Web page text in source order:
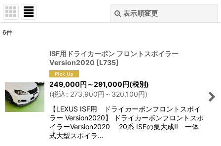
表示順変更
絞り込む
6件
ISF用ドライカーボン フロントスポイラー
Version2020 [L735]
249,000円 ～291,000円(税別)
(税込: 273,900円 ～320,100円)
【LEXUS ISF用 ドライカーボンフロントスポイ
ラー Version2020】 ドライカーボンフロントスポ
イラーVersion2020 20系 ISFの集大成!! 一体
式大型スポイラ…